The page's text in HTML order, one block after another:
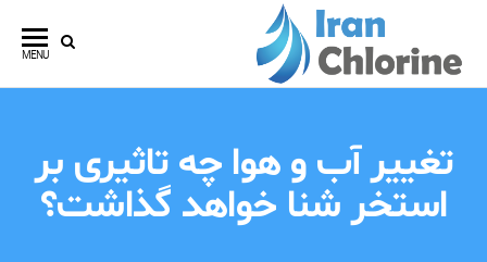
کلروین
MENU
تغییر آب و هوا چه تاثیری بر
استخر شنا خواهد گذاشت؟